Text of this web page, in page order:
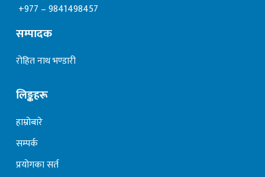
+977 – 9841498457
सम्पादक
रोहित नाथ भण्डारी
लिङ्कहरू
हाम्रोबारे
सम्पर्क
प्रयोगका सर्त